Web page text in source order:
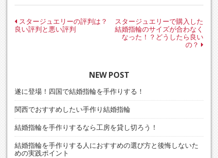
投
稿
ー
シ
ョ
ン
スタージュエリーの評判は？
良い評判と悪い評判
スタージュエリーで購入した
結婚指輪のサイズが合わなく
なった！？どうしたら良い
の？
NEW POST
遂に登場！四国で結婚指輪を手作りする！
関西でおすすめしたい手作り結婚指輪
結婚指輪を手作りするなら工房を貸し切ろう！
結婚指輪を手作りする人におすすめの選び方と後悔しないた
めの実践ポイント